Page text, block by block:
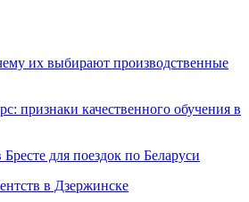
их выбирают производственные
признаки качественного обучения в
для поездок по Беларуси
в Дзержинске